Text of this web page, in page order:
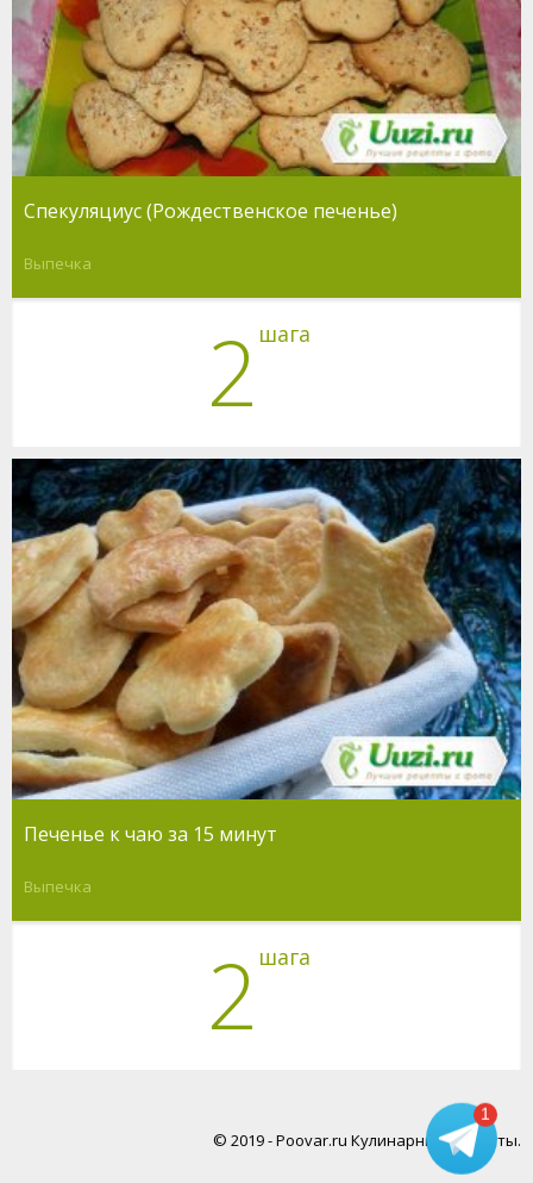
Спекуляциус (Рождественское печенье)
Выпечка
2 шага
Печенье к чаю за 15 минут
Выпечка
2 шага
© 2019 - Poovar.ru Кулинарные рецепты.
1